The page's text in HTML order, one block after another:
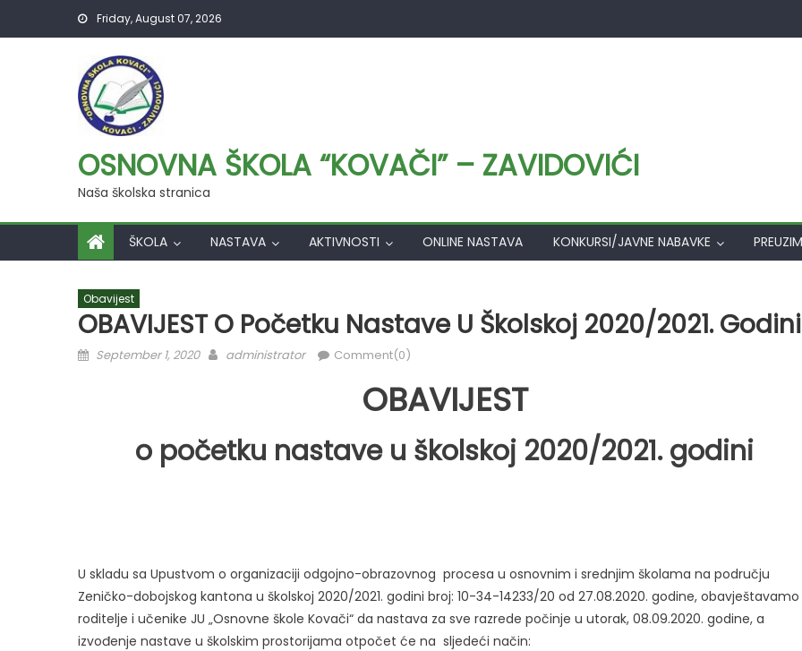
Friday, August 07, 2026
OSNOVNA ŠKOLA “KOVAČI” – ZAVIDOVIĆI
Naša školska stranica
ŠKOLA NASTAVA AKTIVNOSTI ONLINE NASTAVA KONKURSI/JAVNE NABAVKE
Obavijest
OBAVIJEST O Početku Nastave U Školskoj 2020/2021. Godini
Posted
September 1, 2020 Author
administrator Comment(0)
OBAVIJEST
o početku nastave u školskoj 2020/2021. godini
U skladu sa Upustvom o organizaciji odgojno-obrazovnog procesa u osnovnim i srednjim školama na području
Zeničko-dobojskog kantona u školskoj 2020/2021. godini broj: 10-34-14233/20 od 27.08.2020. godine, obavještavamo
roditelje i učenike JU „Osnovne škole Kovači“ da nastava za sve razrede počinje u utorak, 08.09.2020. godine, a
izvođenje nastave u školskim prostorijama otpočet će na sljedeći način: